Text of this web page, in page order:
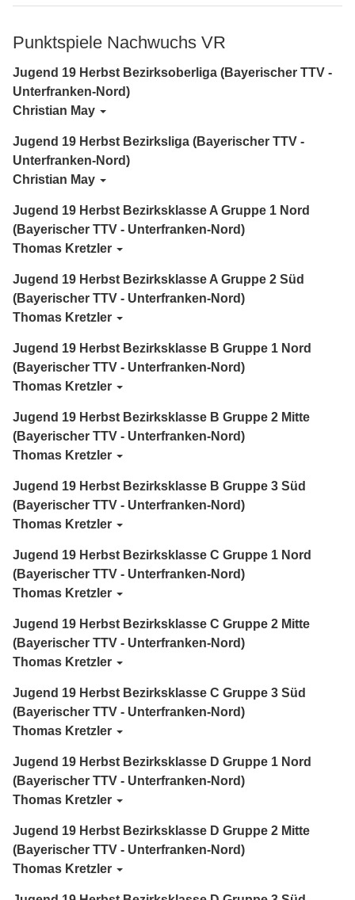
Punktspiele Nachwuchs VR
Jugend 19 Herbst Bezirksoberliga (Bayerischer TTV -
Unterfranken-Nord)
Christian May
Jugend 19 Herbst Bezirksliga (Bayerischer TTV -
Unterfranken-Nord)
Christian May
Jugend 19 Herbst Bezirksklasse A Gruppe 1 Nord
(Bayerischer TTV - Unterfranken-Nord)
Thomas Kretzler
Jugend 19 Herbst Bezirksklasse A Gruppe 2 Süd
(Bayerischer TTV - Unterfranken-Nord)
Thomas Kretzler
Jugend 19 Herbst Bezirksklasse B Gruppe 1 Nord
(Bayerischer TTV - Unterfranken-Nord)
Thomas Kretzler
Jugend 19 Herbst Bezirksklasse B Gruppe 2 Mitte
(Bayerischer TTV - Unterfranken-Nord)
Thomas Kretzler
Jugend 19 Herbst Bezirksklasse B Gruppe 3 Süd
(Bayerischer TTV - Unterfranken-Nord)
Thomas Kretzler
Jugend 19 Herbst Bezirksklasse C Gruppe 1 Nord
(Bayerischer TTV - Unterfranken-Nord)
Thomas Kretzler
Jugend 19 Herbst Bezirksklasse C Gruppe 2 Mitte
(Bayerischer TTV - Unterfranken-Nord)
Thomas Kretzler
Jugend 19 Herbst Bezirksklasse C Gruppe 3 Süd
(Bayerischer TTV - Unterfranken-Nord)
Thomas Kretzler
Jugend 19 Herbst Bezirksklasse D Gruppe 1 Nord
(Bayerischer TTV - Unterfranken-Nord)
Thomas Kretzler
Jugend 19 Herbst Bezirksklasse D Gruppe 2 Mitte
(Bayerischer TTV - Unterfranken-Nord)
Thomas Kretzler